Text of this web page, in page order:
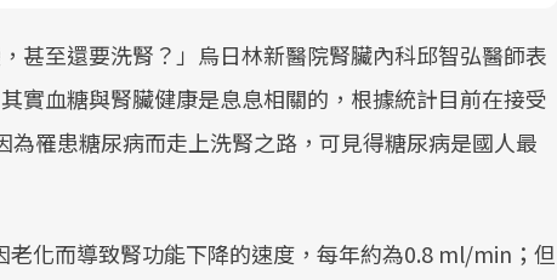
甚至還要洗腎？」烏日林新醫院腎臟內科邱智弘醫師表
實血糖與腎臟健康是息息相關的，根據統計目前在接受
罹患糖尿病而走上洗腎之路，可見得糖尿病是國人最
老化而導致腎功能下降的速度，每年約為0.8 ml/min；但
面對超高齡社會的浪潮，台灣正在快速
邁向「健康照護」的新時代。隨著國家
政策如「健康台灣推動委員會」與「長
照3.0」的推進，「預防醫學」已成全民
狀況、啟動健康管理的重要起點。
2025年，就到良醫生活祭體驗「一站式
健康新生活」，從講座、體驗到運動，
全面啟動你的健康革命！
良醫健康網從「換季的身體變化」出
發，透過醫學觀點與日常感受的對話，
建立對亞健康的認知，進而引導實際的
改善行動。